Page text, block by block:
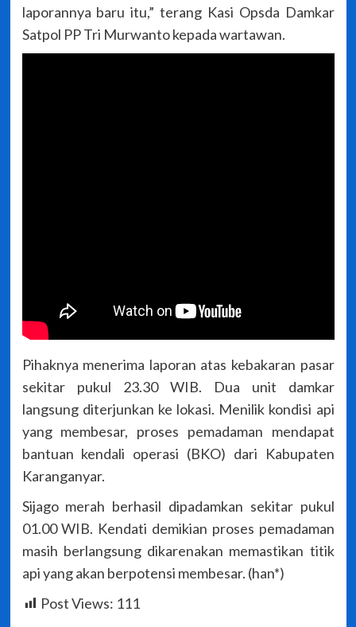
laporannya baru itu,” terang Kasi Opsda Damkar
Satpol PP Tri Murwanto kepada wartawan.
Pihaknya menerima laporan atas kebakaran pasar
sekitar pukul 23.30 WIB. Dua unit damkar
langsung diterjunkan ke lokasi. Menilik kondisi api
yang membesar, proses pemadaman mendapat
bantuan kendali operasi (BKO) dari Kabupaten
Karanganyar.
Sijago merah berhasil dipadamkan sekitar pukul
01.00 WIB. Kendati demikian proses pemadaman
masih berlangsung dikarenakan memastikan titik
api yang akan berpotensi membesar. (han*)
Post Views: 111